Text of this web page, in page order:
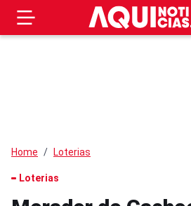
Home Loterias
Loterias